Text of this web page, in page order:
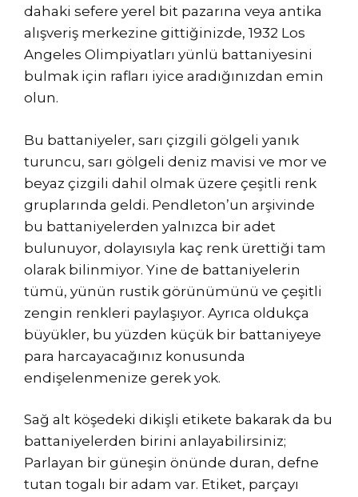
dahaki sefere yerel bit pazarına veya antika
alışveriş merkezine gittiğinizde, 1932 Los
Angeles Olimpiyatları yünlü battaniyesini
bulmak için rafları iyice aradığınızdan emin
olun.
Bu battaniyeler, sarı çizgili gölgeli yanık
turuncu, sarı gölgeli deniz mavisi ve mor ve
beyaz çizgili dahil olmak üzere çeşitli renk
gruplarında geldi. Pendleton’un arşivinde
bu battaniyelerden yalnızca bir adet
bulunuyor, dolayısıyla kaç renk ürettiği tam
olarak bilinmiyor. Yine de battaniyelerin
tümü, yünün rustik görünümünü ve çeşitli
zengin renkleri paylaşıyor. Ayrıca oldukça
büyükler, bu yüzden küçük bir battaniyeye
para harcayacağınız konusunda
endişelenmenize gerek yok.
Sağ alt köşedeki dikişli etikete bakarak da bu
battaniyelerden birini anlayabilirsiniz;
Parlayan bir güneşin önünde duran, defne
tutan togalı bir adam var. Etiket, parçayı